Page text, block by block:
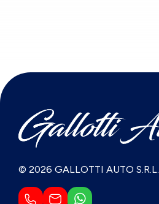
© 2026 GALLOTTI AUTO S.R.L.